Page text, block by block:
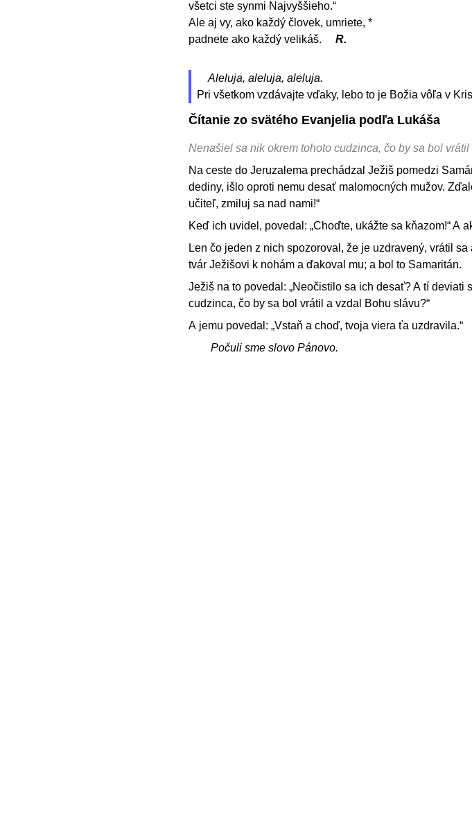
všetci ste synmi Najvyššieho.“
Ale aj vy, ako každý človek, umriete, *
padnete ako každý velikáš.
R.
Aleluja, aleluja, aleluja.
Pri všetkom vzdávajte vďaky, lebo to je Božia vôľa v
Čítanie zo svätého Evanjelia podľa Lukáša
Nenašiel sa nik okrem tohoto cudzinca, čo by sa bol
Na ceste do Jeruzalema prechádzal Ježiš pomedzi
dediny, išlo oproti nemu desať malomocných mužov.
učiteľ, zmiluj sa nad nami!“
Keď ich uvidel, povedal: „Choďte, ukážte sa kňazom!“ A
Len čo jeden z nich spozoroval, že je uzdravený, vrátil
tvár Ježišovi k nohám a ďakoval mu; a bol to Samaritán.
Ježiš na to povedal: „Neočistilo sa ich desať? A tí deviati
cudzinca, čo by sa bol vrátil a vzdal Bohu slávu?“
A jemu povedal: „Vstaň a choď, tvoja viera ťa uzdravila.“
Počuli sme slovo Pánovo.